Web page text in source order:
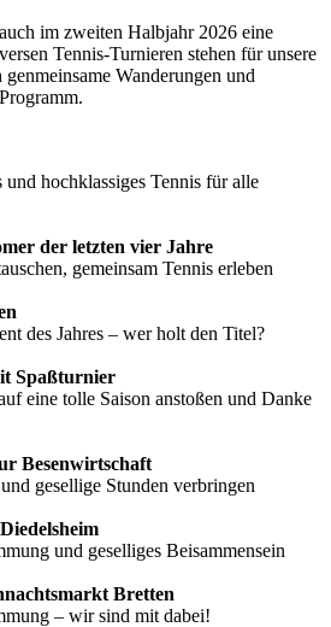
im zweiten Halbjahr 2026 eine
Tennis-Turnieren stehen für unsere
Wanderungen und
und hochklassiges Tennis für alle
der letzten vier Jahre
gemeinsam Tennis erleben
des Jahres – wer holt den Titel?
Spaßturnier
eine tolle Saison anstoßen und Danke
Besenwirtschaft
gesellige Stunden verbringen
und geselliges Beisammensein
Bretten
– wir sind mit dabei!